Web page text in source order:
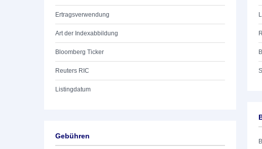
Ertragsverwendung
Art der Indexabbildung
Bloomberg Ticker
Reuters RIC
Listingdatum
Gebühren